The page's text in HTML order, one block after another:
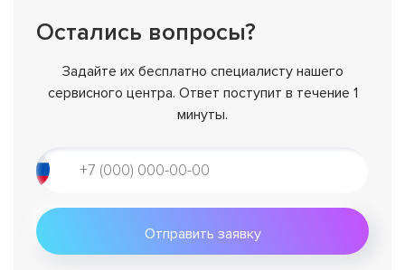
Остались вопросы?
Задайте их бесплатно специалисту нашего
сервисного центра. Ответ поступит в течение 1
минуты.